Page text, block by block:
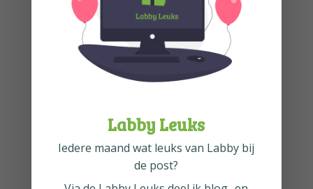
heel goed dienen als modulaire,
persoonlijke opleidingsomgeving.
Labby is sinds een jaar op de
aantal organisaties al gebruik van
deze laagdrempelige oplossing.
Voor welke
Labby Leuks
Iedere maand wat leuks van Labby bij
de post?